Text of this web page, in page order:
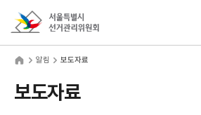
알림 보도자료
보도자료